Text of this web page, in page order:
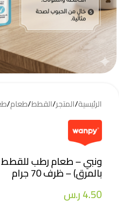
الرئيسية/المتجر/القطط/طعام/
ونبي – طعام رطب للقطط
بالمرق) – ظرف 70 جرام
4.50ر.س